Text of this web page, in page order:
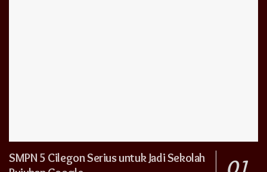
SMPN 5 Cilegon Serius untuk Jadi Sekolah